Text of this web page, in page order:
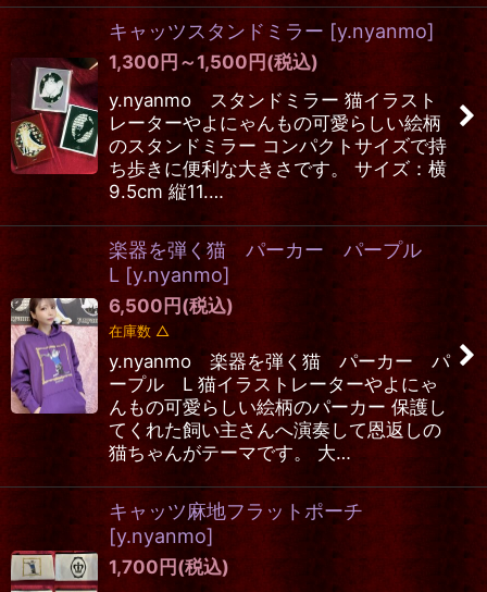
キャッツスタンドミラー [y.nyanmo]
1,300円 ～1,500円(税込)
y.nyanmo スタンドミラー 猫イラスト
レーターやよにゃんもの可愛らしい絵柄
のスタンドミラー コンパクトサイズで持
ち歩きに便利な大きさです。 サイズ：横
9.5cm 縦11.…
楽器を弾く猫 パーカー パープル
L [y.nyanmo]
6,500円(税込)
在庫数 △
y.nyanmo 楽器を弾く猫 パーカー パ
ープル L 猫イラストレーターやよにゃ
んもの可愛らしい絵柄のパーカー 保護し
てくれた飼い主さんへ演奏して恩返しの
猫ちゃんがテーマです。 大…
キャッツ麻地フラットポーチ
[y.nyanmo]
1,700円(税込)